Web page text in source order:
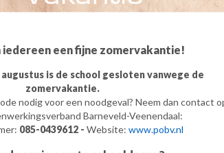
iedereen een fijne zomervakantie!
augustus is de school gesloten vanwege de
zomervakantie.
nodig voor een noodgeval? Neem dan contact
Barneveld-Veenendaal:
085-0439612 - Website: www.pobv.nl